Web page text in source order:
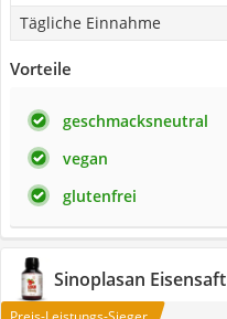
Tägliche Einnahme
Vorteile
geschmacksneutral
vegan
glutenfrei
Sinoplasan Eisensaft